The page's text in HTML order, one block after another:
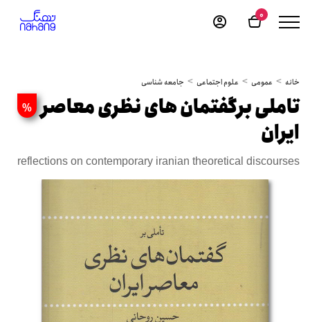
0
خانه عمومی علوم اجتماعی جامعه شناسی
% تاملی برگفتمان های نظری معاصر
ایران
reflections on contemporary iranian theoretical discourses